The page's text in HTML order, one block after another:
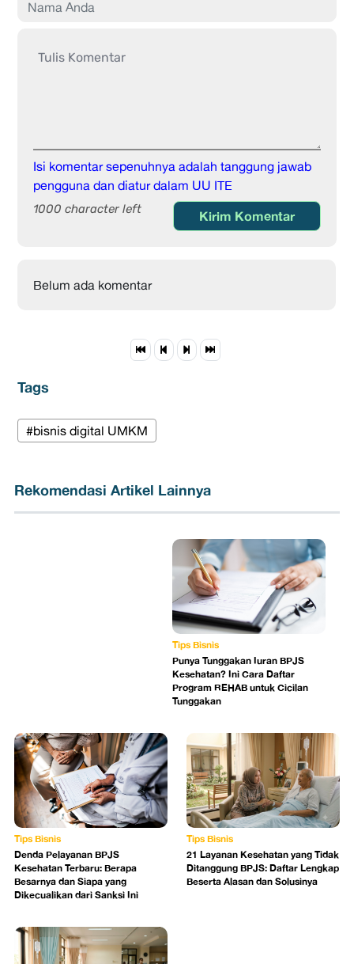
Isi komentar sepenuhnya adalah tanggung jawab
pengguna dan diatur dalam UU ITE
1000 character left Kirim Komentar
Belum ada komentar
Tags
#bisnis digital UMKM
Rekomendasi Artikel Lainnya
Tips Bisnis
Punya Tunggakan Iuran BPJS
Kesehatan? Ini Cara Daftar
Program REHAB untuk Cicilan
Tunggakan
Tips Bisnis
Denda Pelayanan BPJS
Kesehatan Terbaru: Berapa
Besarnya dan Siapa yang
Dikecualikan dari Sanksi Ini
Tips Bisnis
21 Layanan Kesehatan yang Tidak
Ditanggung BPJS: Daftar Lengkap
Beserta Alasan dan Solusinya